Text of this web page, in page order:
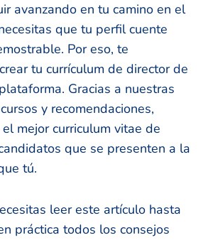
avanzando en tu camino en el
que tu perfil cuente
Por eso, te
tu currículum de director de
Gracias a nuestras
y recomendaciones,
mejor curriculum vitae de
que se presenten a la
tú.
leer este artículo hasta
práctica todos los consejos